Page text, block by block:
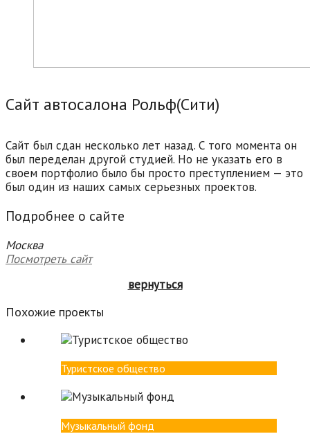
Сайт автосалона Рольф(Сити)
Сайт был сдан несколько лет назад. С того момента он
был переделан другой студией. Но не указать его в
своем портфолио было бы просто преступлением — это
был один из наших самых серьезных проектов.
Подробнее о сайте
Москва
Посмотреть сайт
вернуться
Похожие проекты
Туристское общество
Музыкальный фонд